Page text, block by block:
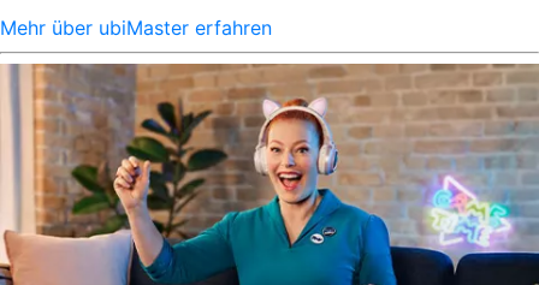
Mehr über ubiMaster erfahren